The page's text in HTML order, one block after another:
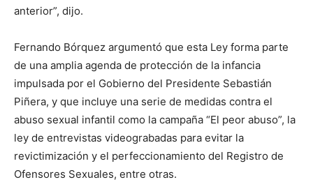
anterior”, dijo.
Fernando Bórquez argumentó que esta Ley forma parte
de una amplia agenda de protección de la infancia
impulsada por el Gobierno del Presidente Sebastián
Piñera, y que incluye una serie de medidas contra el
abuso sexual infantil como la campaña “El peor abuso”, la
ley de entrevistas videograbadas para evitar la
revictimización y el perfeccionamiento del Registro de
Ofensores Sexuales, entre otras.